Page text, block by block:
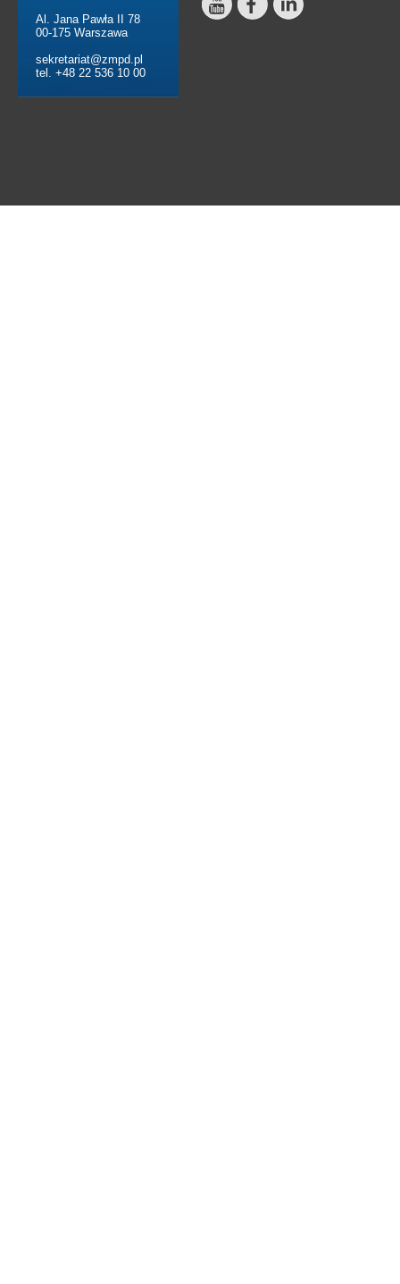
Al. Jana Pawła II 78
00-175 Warszawa
sekretariat@zmpd.pl
tel. +48 22 536 10 00